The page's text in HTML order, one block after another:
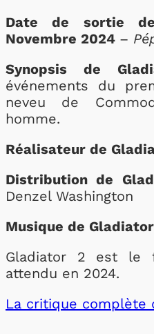
Date de sortie
Novembre 2024 –
Synopsis de
événements du
neveu de
homme.
Réalisateur de
Distribution de
Denzel Washington
Musique de
Gladiator 2 est le
attendu en 2024.
La critique complète